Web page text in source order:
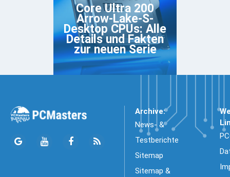
Core Ultra 200
Arrow-Lake-S-
Desktop CPUs: Alle
Details und Fakten
zur neuen Serie
Archive:
News- &
Testberichte
Sitemap
Sitemap &